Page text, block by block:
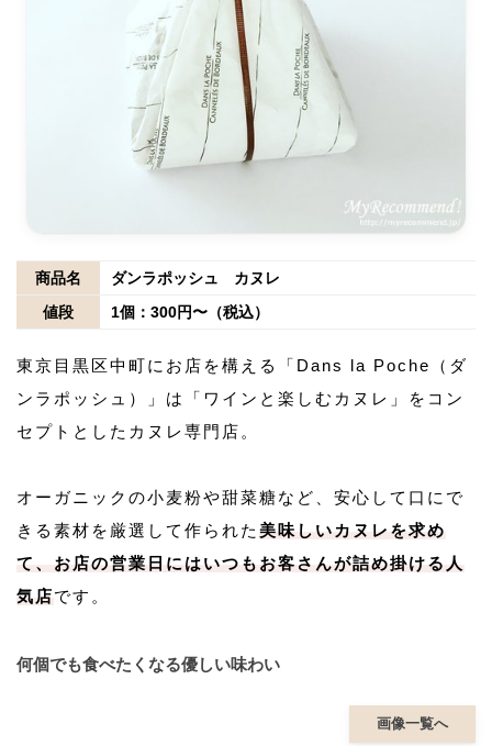
商品名
ダンラポッシュ カヌレ
値段
1個：300円〜（税込）
東京目黒区中町にお店を構える「Dans la Poche（ダ
ンラポッシュ）」は「ワインと楽しむカヌレ」をコン
セプトとしたカヌレ専門店。
オーガニックの小麦粉や甜菜糖など、安心して口にで
きる素材を厳選して作られた 美味しいカヌレを求め
て、お店の営業日にはいつもお客さんが詰め掛ける人
気店です。
何個でも食べたくなる優しい味わい
画像一覧へ